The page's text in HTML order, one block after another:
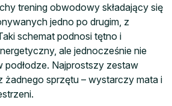
trening obwodowy składający się
jedno po drugim, z
schemat podnosi tętno i
ale jednocześnie nie
podłodze. Najprostszy zestaw
żadnego sprzętu – wystarczy mata i